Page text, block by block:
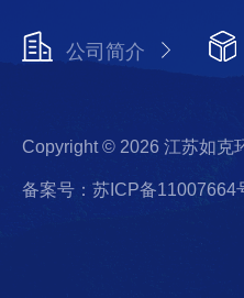
公司简介
Copyright © 2026 江苏如克
备案号：苏ICP备11007664